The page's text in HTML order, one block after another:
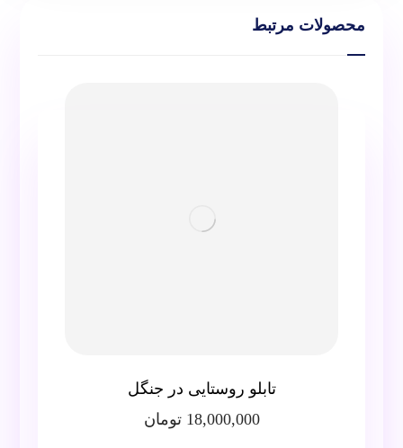
محصولات مرتبط
تابلو روستایی در جنگل
18,000,000 تومان